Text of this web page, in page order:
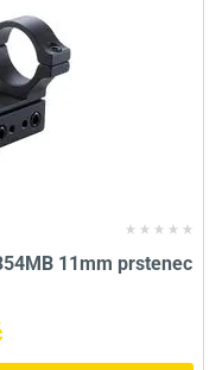
11mm prstenec